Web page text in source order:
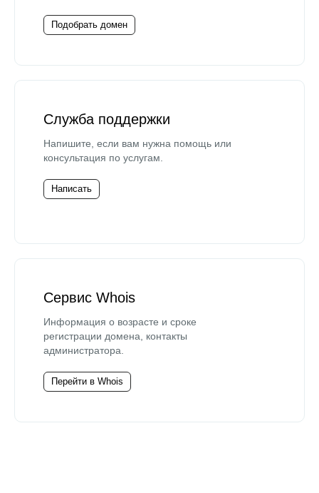
Подобрать домен
Служба поддержки
Напишите, если вам нужна помощь или
консультация по услугам.
Написать
Сервис Whois
Информация о возрасте и сроке
регистрации домена, контакты
администратора.
Перейти в Whois